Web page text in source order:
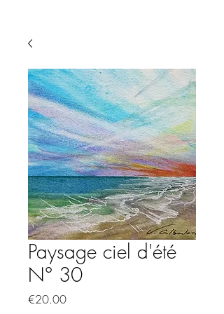
Paysage ciel d'été
N° 30
€20.00Price